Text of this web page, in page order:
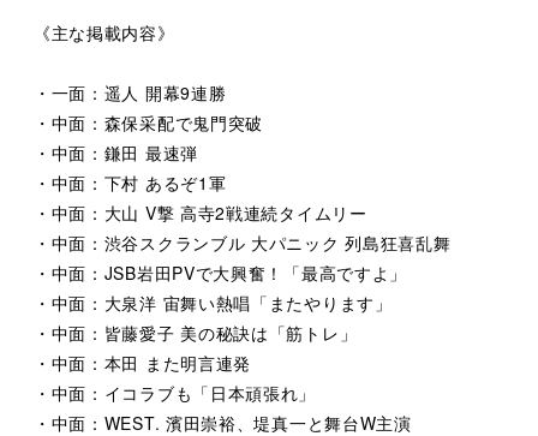
《主な掲載内容》
・一面：遥人 開幕9連勝
・中面：森保采配で鬼門突破
・中面：鎌田 最速弾
・中面：下村 あるぞ1軍
・中面：大山 V撃 高寺2戦連続タイムリー
・中面：渋谷スクランブル 大パニック 列島狂喜乱舞
・中面：JSB岩田PVで大興奮！「最高ですよ」
・中面：大泉洋 宙舞い熱唱「またやります」
・中面：皆藤愛子 美の秘訣は「筋トレ」
・中面：本田 また明言連発
・中面：イコラブも「日本頑張れ」
・中面：WEST. 濱田崇裕、堤真一と舞台W主演